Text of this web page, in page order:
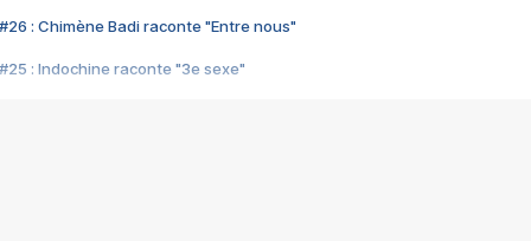
#26 : Chimène Badi raconte "Entre nous"
#25 : Indochine raconte "3e sexe"